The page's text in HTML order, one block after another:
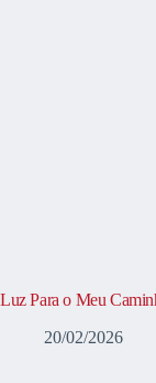
Luz Para o Meu
20/02/2026